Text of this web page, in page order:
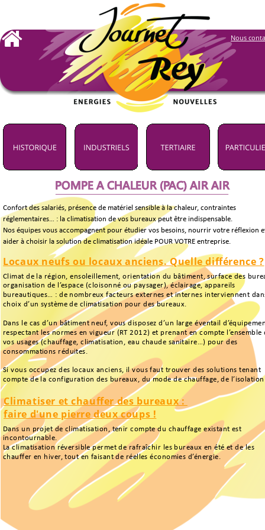
Nous
POMPE A CHALEUR (PAC) AIR AIR
Confort des salariés, présence de matériel sensible à la chaleur, contraintes
réglementaires… : la climatisation de vos bureaux peut être indispensable.
Nos équipes vous accompagnent pour étudier vos besoins, nourrir votre réflexion
aider à choisir la solution de climatisation idéale POUR VOTRE entreprise.
Locaux neufs ou locaux anciens. Quelle différence ?
Climat de la région, ensoleillement, orientation du bâtiment, surface des
organisation de l’espace (cloisonné ou paysager), éclairage, appareils
bureautiques… : de nombreux facteurs externes et internes interviennent
choix d’un système de climatisation pour des bureaux.
Dans le cas d’un bâtiment neuf, vous disposez d’un large éventail
respectant les normes en vigueur (RT 2012) et prenant en compte l’ensemble
vos usages (chauffage, climatisation, eau chaude sanitaire…) pour des
consommations réduites.
Si vous occupez des locaux anciens, il vous faut trouver des solutions tenant
compte de la configuration des bureaux, du mode de chauffage, de
Climatiser et chauffer des bureaux :
faire d'une pierre deux coups !
Dans un projet de climatisation, tenir compte du chauffage existant est
incontournable.
La climatisation réversible permet de rafraîchir les bureaux en été et de les
chauffer en hiver, tout en faisant de réelles économies d’énergie.